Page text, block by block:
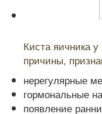
Киста яичника
причины,
нерегулярные
гормональные
появление